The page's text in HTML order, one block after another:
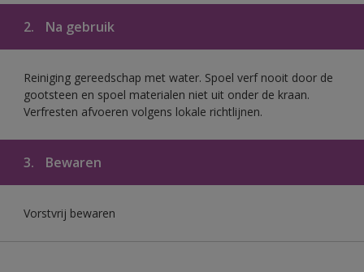
2. Na gebruik
Reiniging gereedschap met water. Spoel verf nooit door de
gootsteen en spoel materialen niet uit onder de kraan.
Verfresten afvoeren volgens lokale richtlijnen.
3. Bewaren
Vorstvrij bewaren